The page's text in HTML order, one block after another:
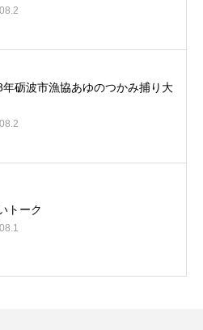
年砺波市漁協あゆのつかみ捕り大
トーク